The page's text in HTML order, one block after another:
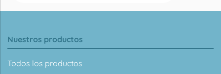
Nuestros productos
Todos los productos